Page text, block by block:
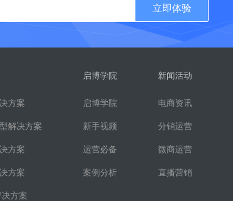
立即体验
方案
解决方案
方案
方案
方案
启博学院
启博学院
新手视频
运营必备
案例分析
新闻活动
电商资讯
分销运营
微商运营
直播营销